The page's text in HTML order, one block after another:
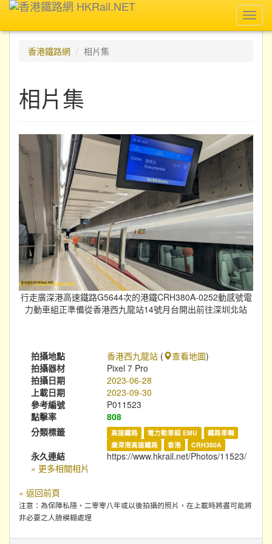
香港鐵路網
相片集
相片集
行走廣深港高速鐵路G5644次的港鐵CRH380A-0252動感號電
力動車組正準備從香港西九龍站14號月台開出前往深圳北站
拍攝地點 香港西九龍站 ( 查看地圖)
拍攝器材
Pixel 7 Pro
拍攝日期
2023-06-28
上載日期
2023-09-30
參考編號
P011523
點擊率
808
分類標籤
高速鐵路 電力動車組 EMU
鐵路車輛
廣深港高速鐵路
香港 CRH380A
永久連結
https://www.hkrail.net/Photos/11523/
» 更多相關相片
« 返回前頁
注意：為保障私隱，二零零八年或以後拍攝的照片，在上載時將盡可能將
非必要之人臉模糊處理